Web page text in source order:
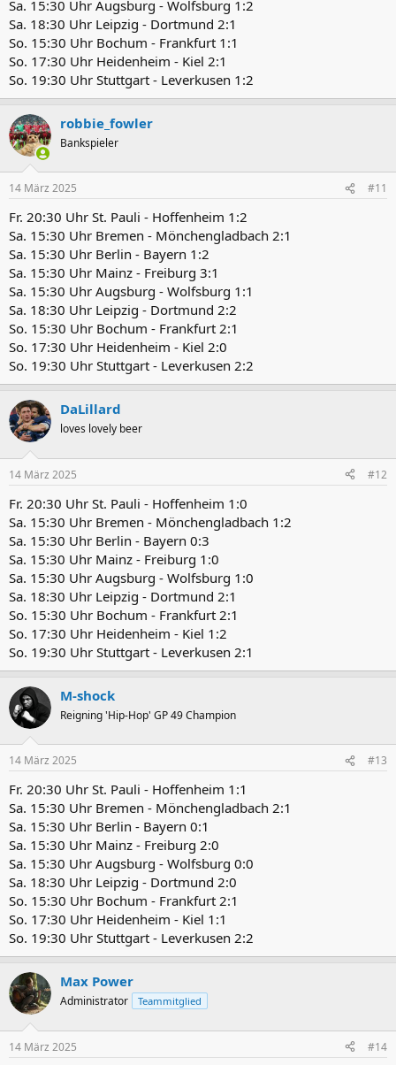
Sa. 15:30 Uhr Augsburg - Wolfsburg 1:2
Sa. 18:30 Uhr Leipzig - Dortmund 2:1
So. 15:30 Uhr Bochum - Frankfurt 1:1
So. 17:30 Uhr Heidenheim - Kiel 2:1
So. 19:30 Uhr Stuttgart - Leverkusen 1:2
robbie_fowler
Bankspieler
14 März 2025 #11
Fr. 20:30 Uhr St. Pauli - Hoffenheim 1:2
Sa. 15:30 Uhr Bremen - Mönchengladbach 2:1
Sa. 15:30 Uhr Berlin - Bayern 1:2
Sa. 15:30 Uhr Mainz - Freiburg 3:1
Sa. 15:30 Uhr Augsburg - Wolfsburg 1:1
Sa. 18:30 Uhr Leipzig - Dortmund 2:2
So. 15:30 Uhr Bochum - Frankfurt 2:1
So. 17:30 Uhr Heidenheim - Kiel 2:0
So. 19:30 Uhr Stuttgart - Leverkusen 2:2
DaLillard
loves lovely beer
14 März 2025 #12
Fr. 20:30 Uhr St. Pauli - Hoffenheim 1:0
Sa. 15:30 Uhr Bremen - Mönchengladbach 1:2
Sa. 15:30 Uhr Berlin - Bayern 0:3
Sa. 15:30 Uhr Mainz - Freiburg 1:0
Sa. 15:30 Uhr Augsburg - Wolfsburg 1:0
Sa. 18:30 Uhr Leipzig - Dortmund 2:1
So. 15:30 Uhr Bochum - Frankfurt 2:1
So. 17:30 Uhr Heidenheim - Kiel 1:2
So. 19:30 Uhr Stuttgart - Leverkusen 2:1
M-shock
Reigning 'Hip-Hop' GP 49 Champion
14 März 2025 #13
Fr. 20:30 Uhr St. Pauli - Hoffenheim 1:1
Sa. 15:30 Uhr Bremen - Mönchengladbach 2:1
Sa. 15:30 Uhr Berlin - Bayern 0:1
Sa. 15:30 Uhr Mainz - Freiburg 2:0
Sa. 15:30 Uhr Augsburg - Wolfsburg 0:0
Sa. 18:30 Uhr Leipzig - Dortmund 2:0
So. 15:30 Uhr Bochum - Frankfurt 2:1
So. 17:30 Uhr Heidenheim - Kiel 1:1
So. 19:30 Uhr Stuttgart - Leverkusen 2:2
Max Power
Administrator Teammitglied
14 März 2025 #14